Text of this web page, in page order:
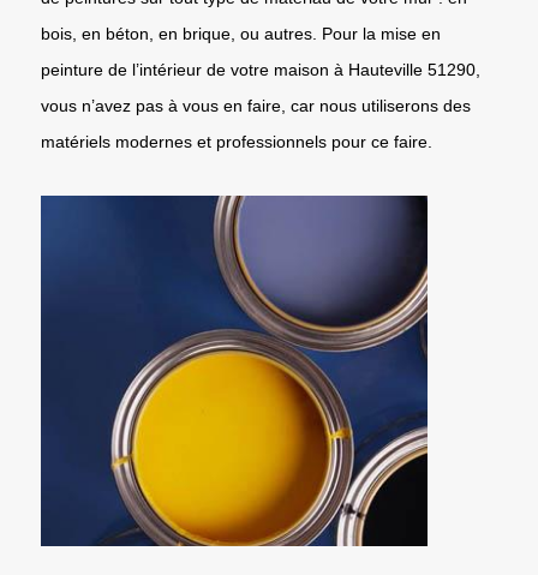
bois, en béton, en brique, ou autres. Pour la mise en
peinture de l’intérieur de votre maison à Hauteville 51290,
vous n’avez pas à vous en faire, car nous utiliserons des
matériels modernes et professionnels pour ce faire.